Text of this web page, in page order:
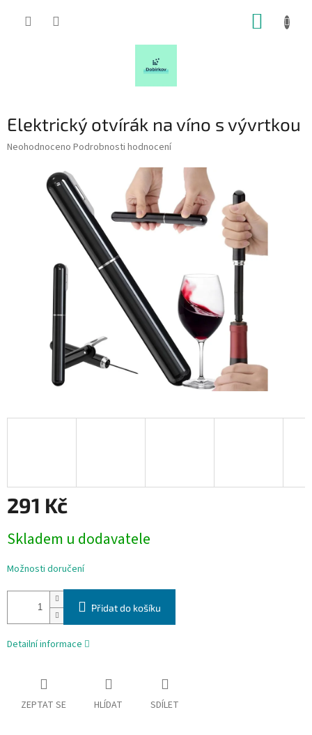
Elektrický otvírák na víno s vývrtkou
Průměrné
Neohodnoceno Podrobnosti hodnocení
291 Kč
cena:
Skladem u dodavatele
Možnosti doručení
Přidat do košíku
Detailní informace
ZEPTAT SE HLÍDAT SDÍLET